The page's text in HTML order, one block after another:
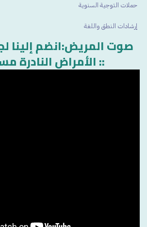
حملات التوجية السنوية
إرشادات النطق واللغة
الأمراض النادرة مسموعًا ::